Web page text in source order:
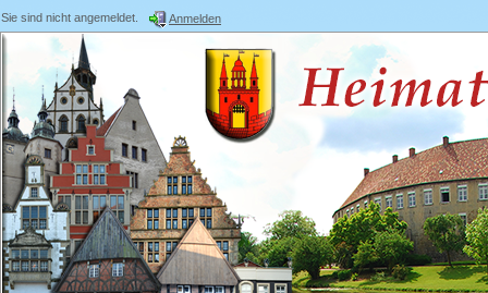
Sie sind nicht angemeldet. Anmelden